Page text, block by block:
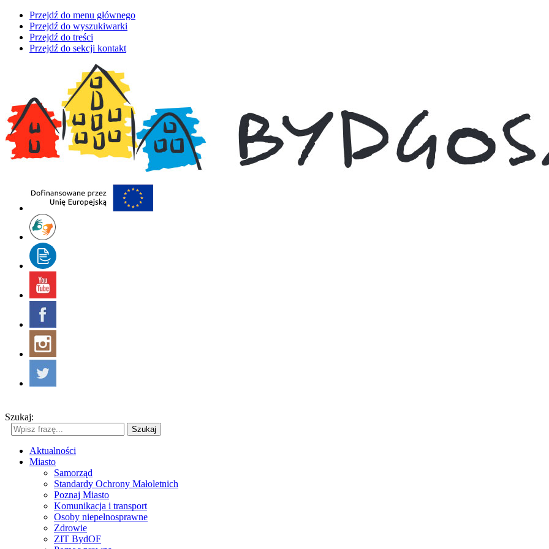
Przejdź do menu głównego
Przejdź do wyszukiwarki
Przejdź do treści
Przejdź do sekcji kontakt
Szukaj:
Szukaj
Aktualności
Miasto
Samorząd
Standardy Ochrony Małoletnich
Poznaj Miasto
Komunikacja i transport
Osoby niepełnosprawne
Zdrowie
ZIT BydOF